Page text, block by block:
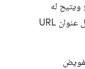
ويتيح له
إثبات الهوية واختيار بيانات الدفع. يتم إرسال عنوان URL